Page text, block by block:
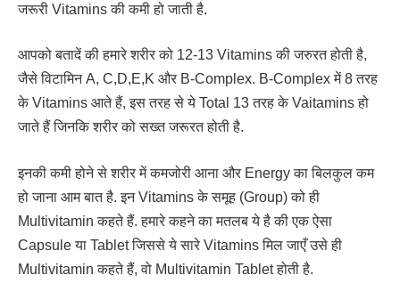
जरूरी Vitamins की कमी हो जाती है.
आपको बतादें की हमारे शरीर को 12-13 Vitamins की जरुरत होती है,
जैसे विटामिन A, C,D,E,K और B-Complex. B-Complex में 8 तरह
के Vitamins आते हैं, इस तरह से ये Total 13 तरह के Vaitamins हो
जाते हैं जिनकि शरीर को सख्त जरूरत होती है.
इनकी कमी होने से शरीर में कमजोरी आना और Energy का बिलकुल कम
हो जाना आम बात है. इन Vitamins के समूह (Group) को ही
Multivitamin कहते हैं. हमारे कहने का मतलब ये है की एक ऐसा
Capsule या Tablet जिससे ये सारे Vitamins मिल जाएँ उसे ही
Multivitamin कहते हैं, वो Multivitamin Tablet होती है.